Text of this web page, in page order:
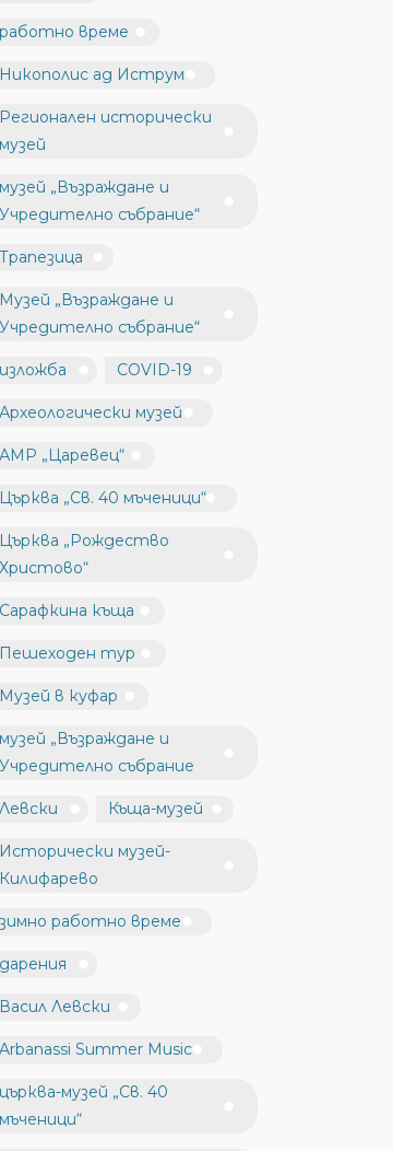
работно време
Никополис ад Иструм
Регионален исторически
музей
музей „Възраждане и
Учредително събрание“
Трапезица
Музей „Възраждане и
Учредително събрание“
изложба COVID-19
Археологически музей
АМР „Царевец“
Църква „Св. 40 мъченици“
Църква „Рождество
Христово“
Сарафкина къща
Пешеходен тур
Музей в куфар
музей „Възраждане и
Учредително събрание
Левски Къща-музей
Исторически музей-
Килифарево
зимно работно време
дарения
Васил Левски
Arbanassi Summer Music
църква-музей „Св. 40
мъченици“